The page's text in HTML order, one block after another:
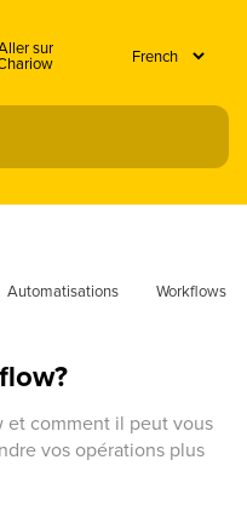
sur
Automatisations
Workflows
et comment il peut vous
vos opérations plus